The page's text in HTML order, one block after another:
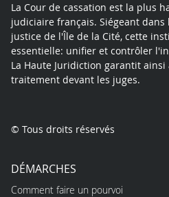
La Cour de cassation est la plus
judiciaire français. Siégeant dans
justice de l'Île de la Cité, cette
essentielle: unifier et contrôler
La Haute Juridiction garantit
traitement devant les juges.
© Tous droits réservés
DÉMARCHES
Comment faire un pourvoi